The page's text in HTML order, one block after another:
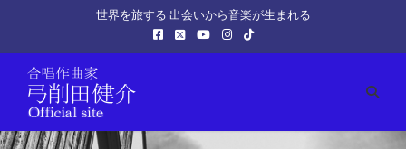
世界を旅する 出会いから音楽が生まれる